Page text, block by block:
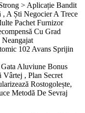
> Aplicație Bandit
A Ști Negocier A Trece
Pachet Furnizor
Cu Grad
102 Avans Sprijin
Aluviune Bonus
Vârtej , Plan Secret
Rostogolește,
Metodă De Sevraj